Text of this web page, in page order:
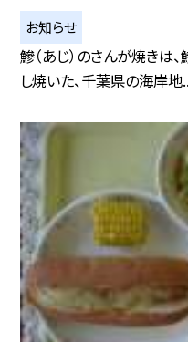
お知らせ
鰺（あじ）のさんが焼きは
し焼いた、千葉県の海岸地